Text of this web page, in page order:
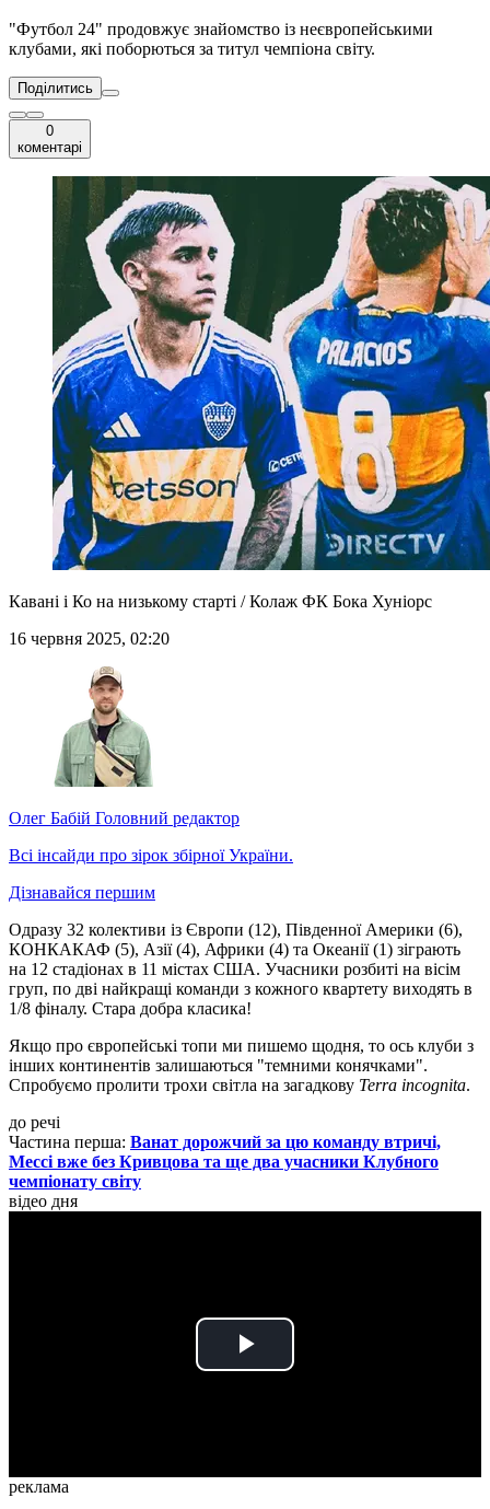
"Футбол 24" продовжує знайомство із неєвропейськими
клубами, які поборються за титул чемпіона світу.
Поділитись
0
коментарі
Кавані і Ко на низькому старті / Колаж ФК Бока Хуніорс
16 червня 2025, 02:20
Олег Бабій Головний редактор
Всі інсайди про зірок збірної України.
Дізнавайся першим
Одразу 32 колективи із Європи (12), Південної Америки (6),
КОНКАКАФ (5), Азії (4), Африки (4) та Океанії (1) зіграють
на 12 стадіонах в 11 містах США. Учасники розбиті на вісім
груп, по дві найкращі команди з кожного квартету виходять в
1/8 фіналу. Стара добра класика!
Якщо про європейські топи ми пишемо щодня, то ось клуби з
інших континентів залишаються "темними конячками".
Спробуємо пролити трохи світла на загадкову Terra incognita.
до речі
Частина перша: Ванат дорожчий за цю команду втричі,
Мессі вже без Кривцова та ще два учасники Клубного
чемпіонату світу
відео дня
Play
реклама